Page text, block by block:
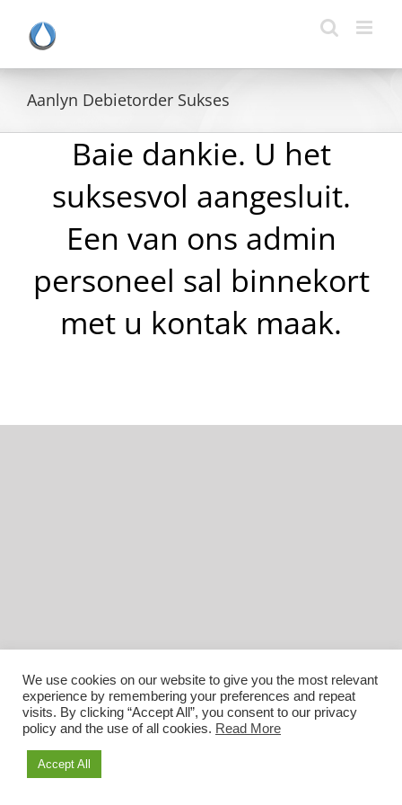
content
Aanlyn Debietorder Sukses
Baie dankie. U het
suksesvol aangesluit.
Een van ons admin
personeel sal binnekort
met u kontak maak.
We use cookies on our website to give you the most relevant
experience by remembering your preferences and repeat
visits. By clicking “Accept All”, you consent to our privacy
policy and the use of all cookies. Read More
Accept All